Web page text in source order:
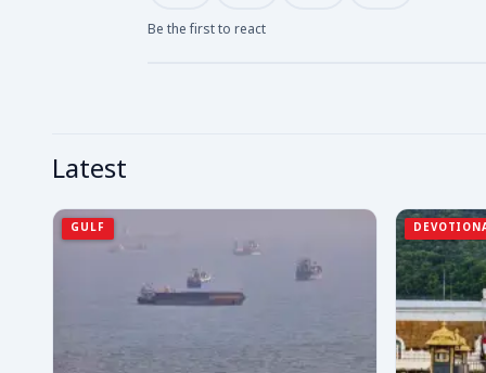
Be the first to react
Latest
GULF